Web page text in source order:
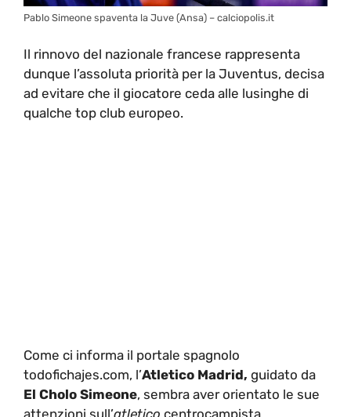
Pablo Simeone spaventa la Juve (Ansa) – calciopolis.it
Il rinnovo del nazionale francese rappresenta
dunque l’assoluta priorità per la Juventus, decisa
ad evitare che il giocatore ceda alle lusinghe di
qualche top club europeo.
Come ci informa il portale spagnolo
todofichajes.com, l’Atletico Madrid, guidato da
El Cholo Simeone, sembra aver orientato le sue
attenzioni sull’atletico centrocampista